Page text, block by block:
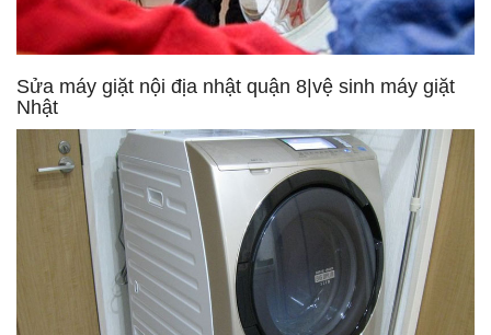
Sửa máy giặt nội địa nhật quận 8|vệ sinh máy giặt
Nhật